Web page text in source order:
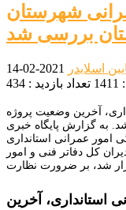
شهرستان
بررسی شد
اسلایدر
2021-02-14
تعداد بازدید : 434
آخرین وضعیت پروژه
به گزارش پایگاه خبری
امور عمرانی استانداری
کل دفاتر فنی و امور
استانداری، آخرین